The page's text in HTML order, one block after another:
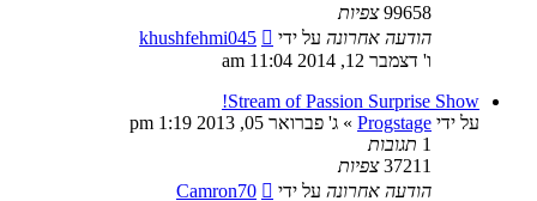
99658 צפיות
הודעה אחרונה על ידי
khushfehmi045
ו' דצמבר 12, 2014 11:04 am
Stream of Passion Surprise Show!
על ידי Progstage
» ג' פברואר 05, 2013 1:19 pm
1 תגובות
37211 צפיות
הודעה אחרונה על ידי
Camron70